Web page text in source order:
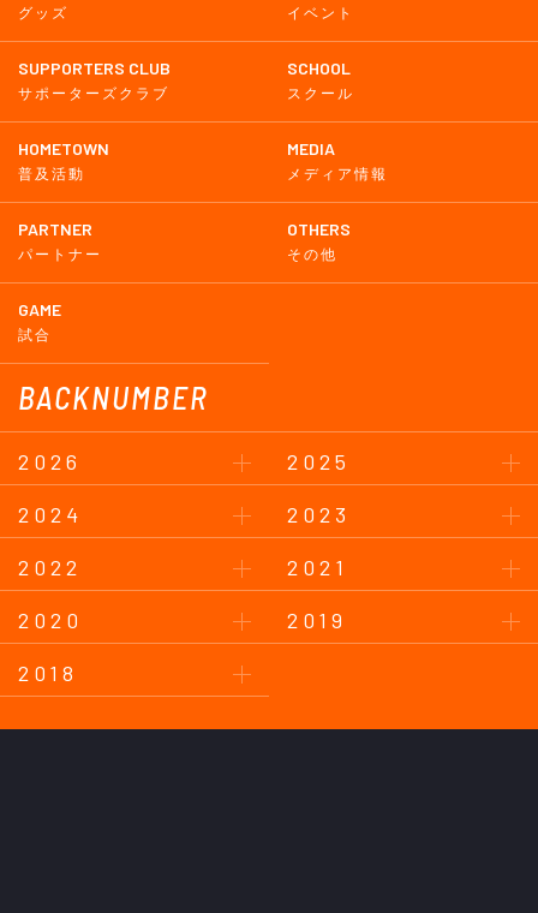
グッズ イベント
SUPPORTERS CLUB
サポーターズクラブ
SCHOOL
スクール
HOMETOWN
普及活動
MEDIA
メディア情報
PARTNER
パートナー
OTHERS
その他
GAME
試合
BACKNUMBER
2026
2025
2024
2023
2022
2021
2020
2019
2018